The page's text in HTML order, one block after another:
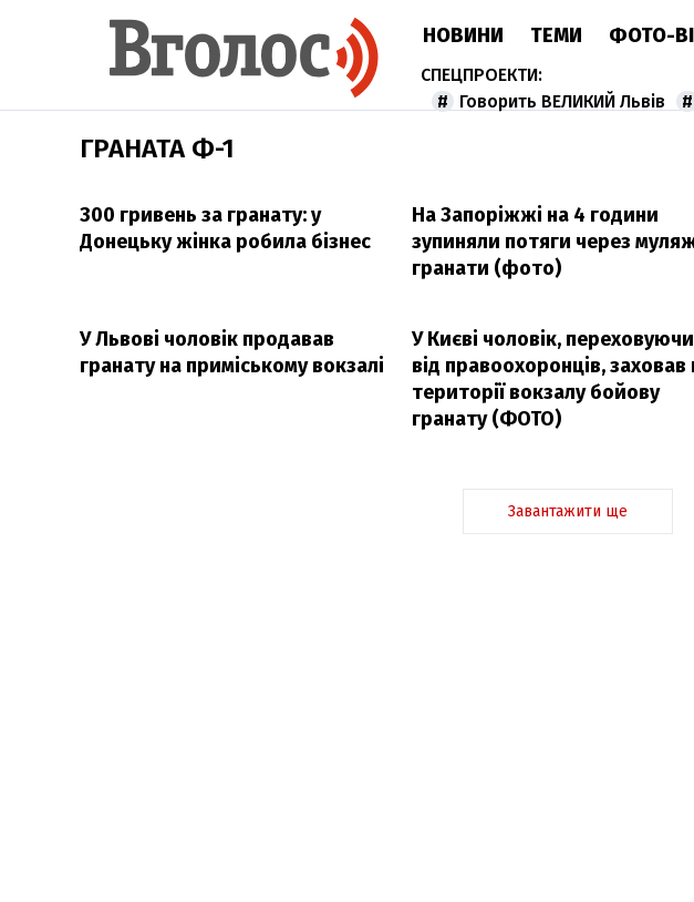
НОВИНИ ТЕМИ ФОТО-
Говорить ВЕЛИКИЙ Львів
ГРАНАТА Ф-1
300 гривень за гранату: у
Донецьку жінка робила бізнес
На Запоріжжі на 4 години
зупиняли потяги через
гранати (фото)
У Львові чоловік продавав
гранату на приміському вокзалі
У Києві чоловік,
від правоохоронців, заховав
території вокзалу бойову
гранату (ФОТО)
Завантажити ще